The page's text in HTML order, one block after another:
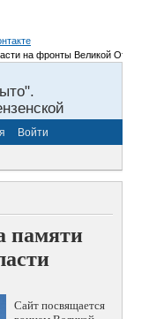
на фронты Великой
Войти
памяти
Сайт посвящается